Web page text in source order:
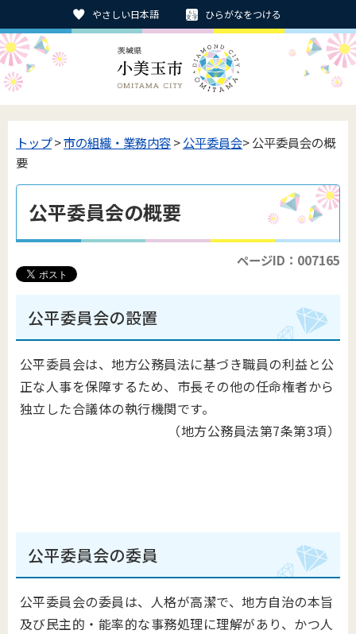
やさしい日本語 ひらがなをつける
トップ>市の組織・業務内容>公平委員会> 公平委員会の概
要
公平委員会の概要
ページID：007165
公平委員会の設置
公平委員会は、地方公務員法に基づき職員の利益と公
正な人事を保障するため、市長その他の任命権者から
独立した合議体の執行機関です。
（地方公務員法第7条第3項）
公平委員会の委員
公平委員会の委員は、人格が高潔で、地方自治の本旨
及び民主的・能率的な事務処理に理解があり、かつ人